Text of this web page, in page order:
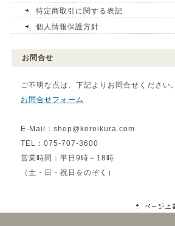
特定商取引に関する表記
個人情報保護方針
お問合せ
ご不明な点は、下記よりお問合せください。
お問合せフォーム
E-Mail：shop@koreikura.com
TEL：075-707-3600
営業時間：平日9時～18時
（土・日・祝日をのぞく）